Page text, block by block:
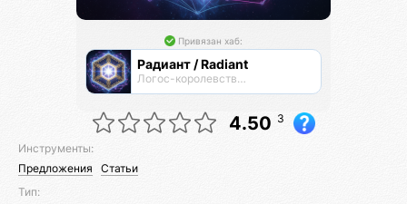
Привязан хаб:
Радиант / Radiant
Логос-королевство циоков
4.50 3
Инструменты:
Предложения
Статьи
Тип: